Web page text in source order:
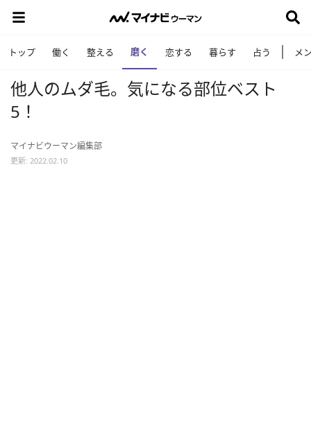
トップ 働く 整える 磨く 恋する 暮らす 占う メ
他人のムダ毛。気になる部位ベスト
5！
マイナビウーマン編集部
更新: 2022.02.10